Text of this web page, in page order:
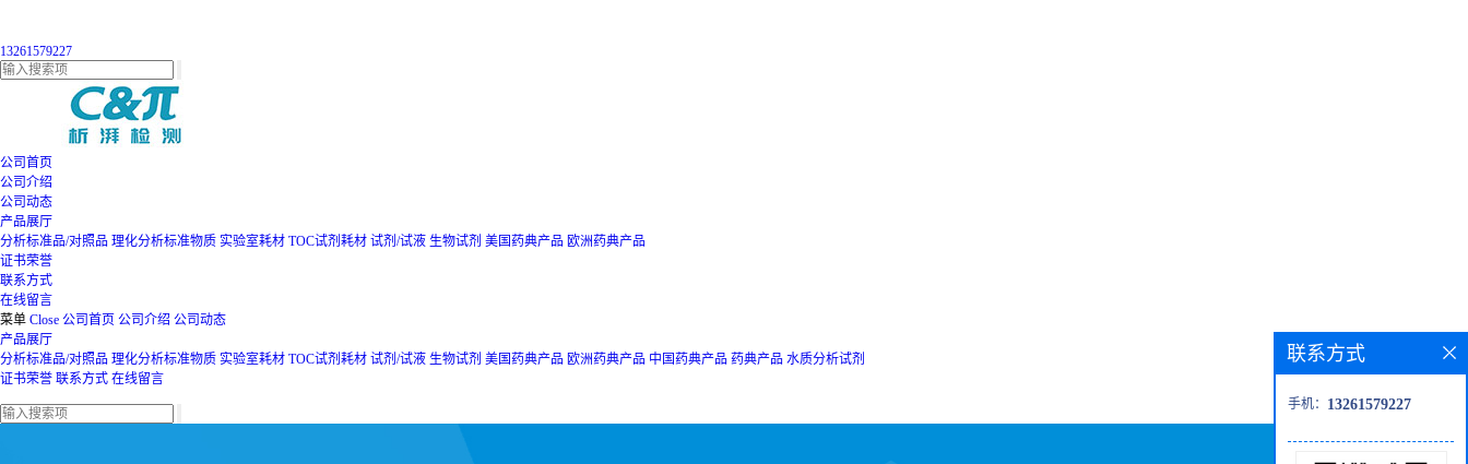
13261579227
公司首页
公司介绍
公司动态
产品展厅
分析标准品/对照品 理化分析标准物质 实验室耗材 TOC试剂耗材 试剂/试液 生物试剂 美国药典产品 欧洲药典产品
证书荣誉
联系方式
在线留言
菜单 Close 公司首页 公司介绍 公司动态
产品展厅
分析标准品/对照品 理化分析标准物质 实验室耗材 TOC试剂耗材 试剂/试液 生物试剂 美国药典产品 欧洲药典产品 中国药典产品 药典产品 水质分析试剂
证书荣誉 联系方式 在线留言
联系方式
手机： 13261579227